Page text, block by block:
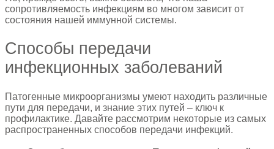
сопротивляемость инфекциям во многом зависит от
состояния нашей иммунной системы.
Способы передачи
инфекционных заболеваний
Патогенные микроорганизмы умеют находить различные
пути для передачи, и знание этих путей – ключ к
профилактике. Давайте рассмотрим некоторые из самых
распространенных способов передачи инфекций.